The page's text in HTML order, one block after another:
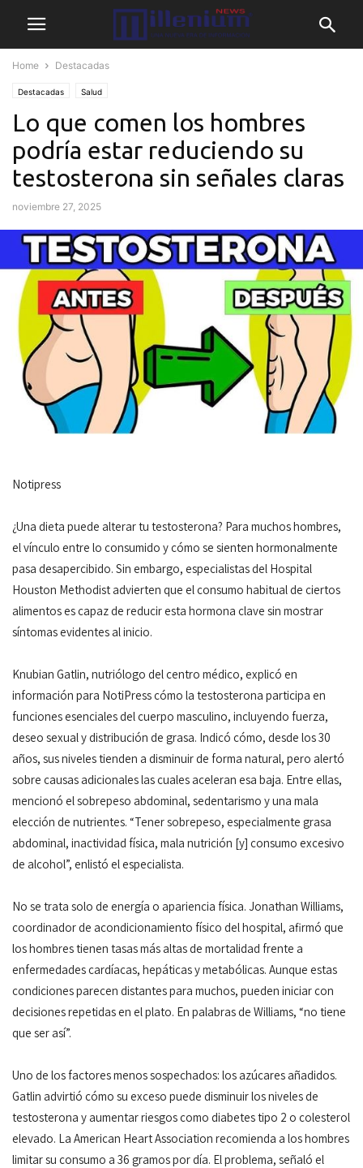
Home Destacadas
Destacadas Salud
Lo que comen los hombres
podría estar reduciendo su
testosterona sin señales claras
noviembre 27, 2025
Notipress
¿Una dieta puede alterar tu testosterona? Para muchos hombres,
el vínculo entre lo consumido y cómo se sienten hormonalmente
pasa desapercibido. Sin embargo, especialistas del Hospital
Houston Methodist advierten que el consumo habitual de ciertos
alimentos es capaz de reducir esta hormona clave sin mostrar
síntomas evidentes al inicio.
Knubian Gatlin, nutriólogo del centro médico, explicó en
información para NotiPress cómo la testosterona participa en
funciones esenciales del cuerpo masculino, incluyendo fuerza,
deseo sexual y distribución de grasa. Indicó cómo, desde los 30
años, sus niveles tienden a disminuir de forma natural, pero alertó
sobre causas adicionales las cuales aceleran esa baja. Entre ellas,
mencionó el sobrepeso abdominal, sedentarismo y una mala
elección de nutrientes. “Tener sobrepeso, especialmente grasa
abdominal, inactividad física, mala nutrición [y] consumo excesivo
de alcohol”, enlistó el especialista.
No se trata solo de energía o apariencia física. Jonathan Williams,
coordinador de acondicionamiento físico del hospital, afirmó que
los hombres tienen tasas más altas de mortalidad frente a
enfermedades cardíacas, hepáticas y metabólicas. Aunque estas
condiciones parecen distantes para muchos, pueden iniciar con
decisiones repetidas en el plato. En palabras de Williams, “no tiene
que ser así”.
Uno de los factores menos sospechados: los azúcares añadidos.
Gatlin advirtió cómo su exceso puede disminuir los niveles de
testosterona y aumentar riesgos como diabetes tipo 2 o colesterol
elevado. La American Heart Association recomienda a los hombres
limitar su consumo a 36 gramos por día. El problema, señaló el